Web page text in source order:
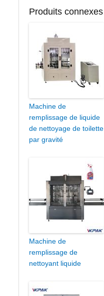
Produits connexes
Machine de
remplissage de liquide
de nettoyage de toilette
par gravité
Machine de
remplissage de
nettoyant liquide